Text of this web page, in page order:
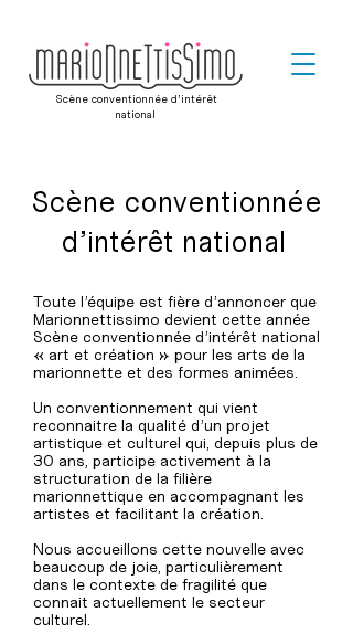
Scène conventionnée d’intérêt
national
Scène conventionnée
d’intérêt national
Toute l’équipe est fière d’annoncer que
Marionnettissimo devient cette année
Scène conventionnée d’intérêt national
« art et création » pour les arts de la
marionnette et des formes animées.
Un conventionnement qui vient
reconnaitre la qualité d’un projet
artistique et culturel qui, depuis plus de
30 ans, participe activement à la
structuration de la filière
marionnettique en accompagnant les
artistes et facilitant la création.
Nous accueillons cette nouvelle avec
beaucoup de joie, particulièrement
dans le contexte de fragilité que
connait actuellement le secteur
culturel.​